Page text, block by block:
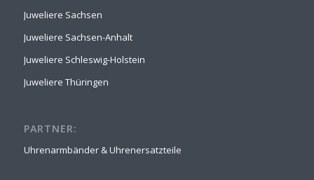
Juweliere Sachsen
Juweliere Sachsen-Anhalt
Juweliere Schleswig-Holstein
Juweliere Thüringen
PARTNER:
Uhrenarmbänder & Uhrenersatzteile